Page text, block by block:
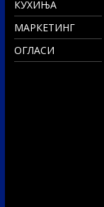
КУХИЊА
МАРКЕТИНГ
ОГЛАСИ